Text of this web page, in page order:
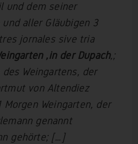
und dem seiner
und aller Gläubigen 3
jornales sive tria
‚in der Dupach‚;
Weingartens, der
von Altendiez
Morgen Weingarten, der
genannt
gehörte; […]